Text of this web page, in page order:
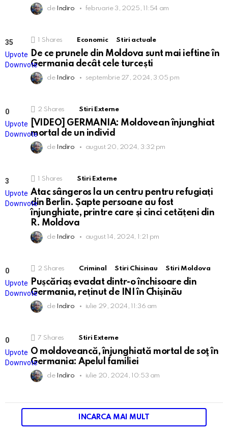
de Indiro februarie 3, 2025, 11:54 am
1 Shares Economic Stiri actuale
De ce prunele din Moldova sunt mai ieftine în
Germania decât cele turcești
de Indiro septembrie 27, 2024, 3:05 pm
35
Points
Upvote
Downvote
2 Shares Stiri Externe
[VIDEO] GERMANIA: Moldovean înjunghiat
mortal de un individ
de Indiro august 20, 2024, 3:32 pm
0
Points
Upvote
Downvote
1 Shares Stiri Externe
Atac sângeros la un centru pentru refugiați
din Berlin. Șapte persoane au fost
înjunghiate, printre care și cinci cetățeni din
R. Moldova
de Indiro august 14, 2024, 1:21 pm
3
Points
Upvote
Downvote
2 Shares Criminal Stiri Chisinau Stiri Moldova
Pușcăriaș evadat dintr-o închisoare din
Germania, reținut de INI în Chișinău
de Indiro iulie 29, 2024, 11:36 am
0
Points
Upvote
Downvote
7 Shares Stiri Externe
O moldoveancă, înjunghiată mortal de soţ în
Germania: Apelul familiei
de Indiro iulie 20, 2024, 10:53 am
0
Points
Upvote
Downvote
INCARCA MAI MULT